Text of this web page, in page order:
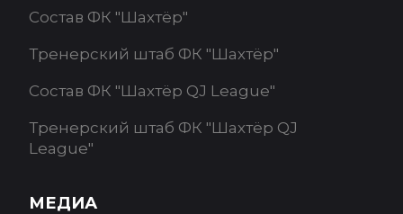
Состав ФК "Шахтёр"
Тренерский штаб ФК "Шахтёр"
Состав ФК "Шахтёр QJ League"
Тренерский штаб ФК "Шахтёр QJ
League"
МЕДИА